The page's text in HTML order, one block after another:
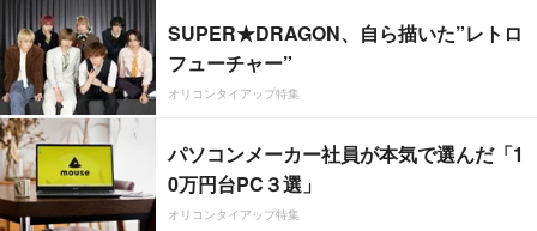
SUPER★DRAGON、自ら描いた”レトロ
フューチャー”
オリコンタイアップ特集
パソコンメーカー社員が本気で選んだ「1
0万円台PC３選」
オリコンタイアップ特集